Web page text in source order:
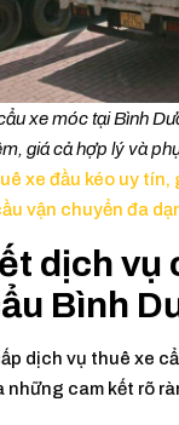
xe móc tại Bình
giá cả hợp lý và
xe đầu kéo uy tín,
vận chuyển đa
dịch vụ
Bình
dịch vụ thuê xe
những cam kết rõ